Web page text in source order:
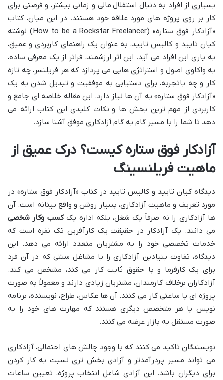
بسیاری از افراد به دنبال استقلال مالی و زمانی بیشتر، و فرصتی برای
کار بر روی پروژه های مورد علاقه خود هستند. در این میان، کتاب
«آزادکار فوق ستاره» (How to be a Rockstar Freelancer) نوشته
کیان تایید و کالیس تایید، به عنوان یک راهنمای کاربردی و عمیق،
به یاری این افراد می آید. این اثر ارزشمند، فراتر از یک معرفی ساده،
به واکاوی اصول و استراتژی هایی می پردازد که هر فریلنسر، چه تازه
کار و چه باتجربه، برای دستیابی به موفقیت و تبدیل شدن به یک
«آزادکار فوق ستاره» به آن ها نیاز دارد. این مقاله خلاصه ای جامع و
کاربردی از مهم ترین بخش ها و نکات کلیدی این کتاب ارائه می
دهد تا شما را با مسیر گام به گام آزادکاری موفق آشنا سازد.
آزادکار فوق ستاره کیست؟ درک عمیق از
ماهیت فریلنسینگ
دیدگاه کیان تایید و کالیس تایید در کتاب «آزادکار فوق ستاره» در
مورد تعریف و ماهیت آزادکاری، بسیار روشن و واقع بینانه است. آن
ها آزادکاری را نه صرفاً یک شغل، بلکه اداره یککسب وکار شخصی
می دانند. یک آزادکار در حقیقت یک کارآفرین تک نفره است که
خدمات تخصصی خود را به مشتریان متعدد ارائه می دهد. این
دیدگاه، تفاوت بنیادین آزادکاری را با مشاغل سنتی که در آن فرد
برای یک کارفرما و با حقوق ثابت کار می کند، مشخص می کند.
آزادکاران برخلاف کارمندان، مشتریان زیادی دارند و معمولاً به صورت
پروژه ای یا ساعتی کار می کنند. آن ها عکاس، طراح، نویسنده، برنامه
نویس یا هر متخصص دیگری هستند که مهارت های خود را به
صورت مستقل به بازار عرضه می کنند.
نویسندگان تاکید می کنند که با وجود چالش های احتمالی، آزادکاری
می تواند مسیر پردرآمدتر و آزادی بخش تری نسبت به کار کردن
برای دیگران باشد. این آزادی شامل انتخاب پروژه، تعیین ساعات